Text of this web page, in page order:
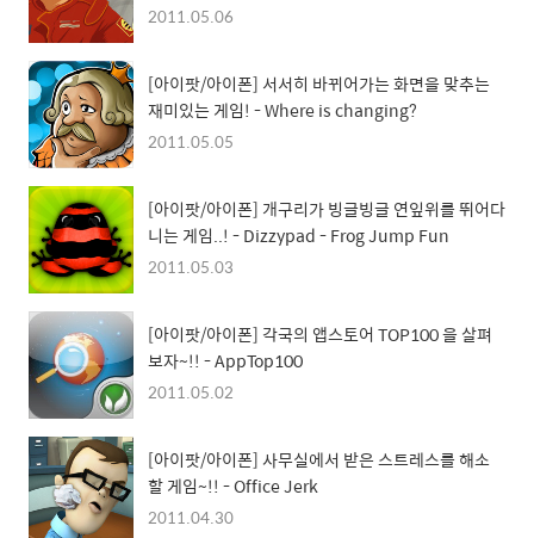
2011.05.06
[아이팟/아이폰] 서서히 바뀌어가는 화면을 맞추는
재미있는 게임! - Where is changing?
2011.05.05
[아이팟/아이폰] 개구리가 빙글빙글 연잎위를 뛰어다
니는 게임..! - Dizzypad - Frog Jump Fun
2011.05.03
[아이팟/아이폰] 각국의 앱스토어 TOP100 을 살펴
보자~!! - AppTop100
2011.05.02
[아이팟/아이폰] 사무실에서 받은 스트레스를 해소
할 게임~!! - Office Jerk
2011.04.30